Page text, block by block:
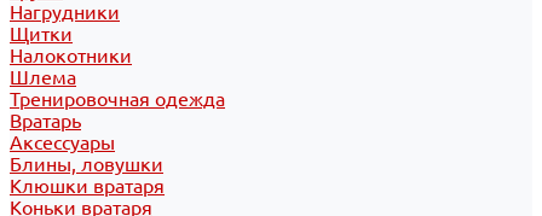
Нагрудники
Щитки
Налокотники
Шлема
Тренировочная одежда
Вратарь
Аксессуары
Блины, ловушки
Клюшки вратаря
Коньки вратаря